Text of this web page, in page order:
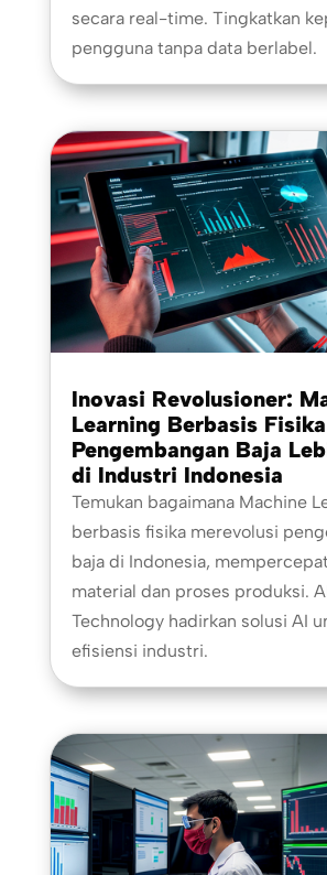
secara real-time. Tingkatkan
pengguna tanpa data berlabel.
Inovasi Revolusioner:
Learning Berbasis
Pengembangan Baja
di Industri Indonesia
Temukan bagaimana Machine
berbasis fisika merevolusi
baja di Indonesia,
material dan proses produksi.
Technology hadirkan solusi AI
efisiensi industri.